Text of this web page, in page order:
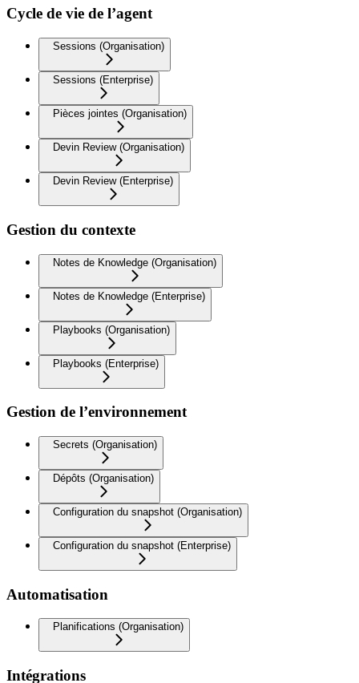
Cycle de vie de l’agent
Sessions (Organisation)
Sessions (Enterprise)
Pièces jointes (Organisation)
Devin Review (Organisation)
Devin Review (Enterprise)
Gestion du contexte
Notes de Knowledge (Organisation)
Notes de Knowledge (Enterprise)
Playbooks (Organisation)
Playbooks (Enterprise)
Gestion de l’environnement
Secrets (Organisation)
Dépôts (Organisation)
Configuration du snapshot (Organisation)
Configuration du snapshot (Enterprise)
Automatisation
Planifications (Organisation)
Intégrations